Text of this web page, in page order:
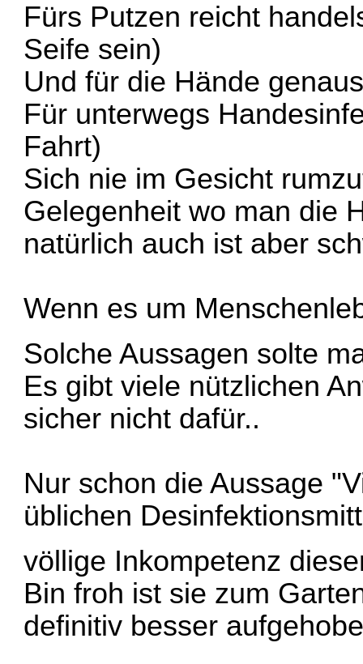
Fürs Putzen reicht
Seife sein)
Und für die Hände
Für unterwegs
Fahrt)
Sich nie im Gesicht
Gelegenheit wo man die
natürlich auch ist aber
Wenn es um
Solche Aussagen solte
Es gibt viele nützlichen
sicher nicht dafür..
Nur schon die Aussage
üblichen
völlige Inkompetenz
Bin froh ist sie zum
definitiv besser